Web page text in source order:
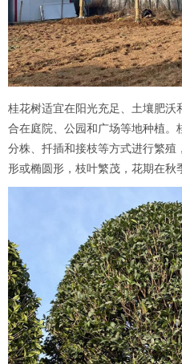
桂花树适宜在阳光充足、土壤肥
合在庭院、公园和广场等地种植。
分株、扦插和接枝等方式进行繁殖
形或椭圆形，枝叶繁茂，花期在秋